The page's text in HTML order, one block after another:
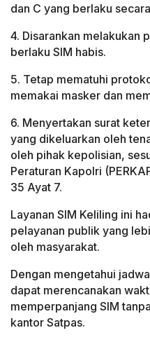
dan C yang berlaku
4. Disarankan melakukan
berlaku SIM habis.
5. Tetap mematuhi
memakai masker dan
6. Menyertakan surat
yang dikeluarkan oleh
oleh pihak kepolisian,
Peraturan Kapolri
35 Ayat 7.
Layanan SIM Keliling ini
pelayanan publik yang
oleh masyarakat.
Dengan mengetahui
dapat merencanakan
memperpanjang SIM
kantor Satpas.